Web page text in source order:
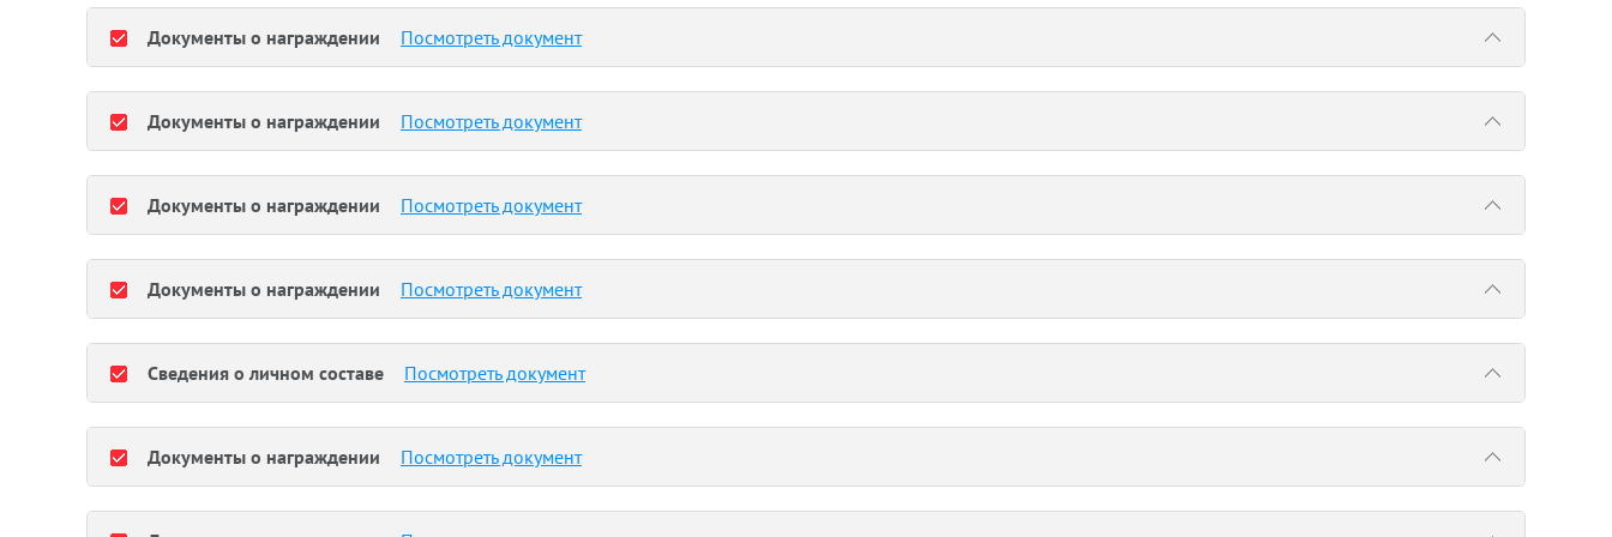
Документы о награждении Посмотреть документ
Документы о награждении Посмотреть документ
Документы о награждении Посмотреть документ
Документы о награждении Посмотреть документ
Сведения о личном составе Посмотреть документ
Документы о награждении Посмотреть документ